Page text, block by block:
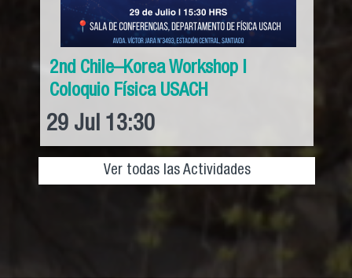
2nd Chile–Korea Workshop l
Coloquio Física USACH
29 Jul 13:30
Ver todas las Actividades